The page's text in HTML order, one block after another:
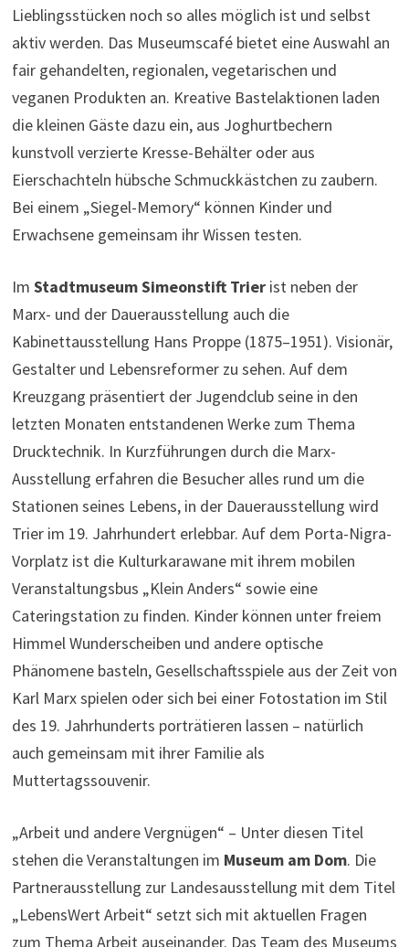
Lieblingsstücken noch so alles möglich ist und selbst
aktiv werden. Das Museumscafé bietet eine Auswahl an
fair gehandelten, regionalen, vegetarischen und
veganen Produkten an. Kreative Bastelaktionen laden
die kleinen Gäste dazu ein, aus Joghurtbechern
kunstvoll verzierte Kresse-Behälter oder aus
Eierschachteln hübsche Schmuckkästchen zu zaubern.
Bei einem „Siegel-Memory“ können Kinder und
Erwachsene gemeinsam ihr Wissen testen.
Im Stadtmuseum Simeonstift Trierist neben der
Marx- und der Dauerausstellung auch die
Kabinettausstellung Hans Proppe (1875–1951). Visionär,
Gestalter und Lebensreformer zu sehen. Auf dem
Kreuzgang präsentiert der Jugendclub seine in den
letzten Monaten entstandenen Werke zum Thema
Drucktechnik. In Kurzführungen durch die Marx-
Ausstellung erfahren die Besucher alles rund um die
Stationen seines Lebens, in der Dauerausstellung wird
Trier im 19. Jahrhundert erlebbar. Auf dem Porta-Nigra-
Vorplatz ist die Kulturkarawane mit ihrem mobilen
Veranstaltungsbus „Klein Anders“ sowie eine
Cateringstation zu finden. Kinder können unter freiem
Himmel Wunderscheiben und andere optische
Phänomene basteln, Gesellschaftsspiele aus der Zeit von
Karl Marx spielen oder sich bei einer Fotostation im Stil
des 19. Jahrhunderts porträtieren lassen – natürlich
auch gemeinsam mit ihrer Familie als
Muttertagssouvenir.
„Arbeit und andere Vergnügen“ – Unter diesen Titel
stehen die Veranstaltungen im Museum am Dom. Die
Partnerausstellung zur Landesausstellung mit dem Titel
„LebensWert Arbeit“ setzt sich mit aktuellen Fragen
zum Thema Arbeit auseinander. Das Team des Museums